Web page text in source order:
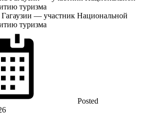
— участник Национальной
туризма
Posted